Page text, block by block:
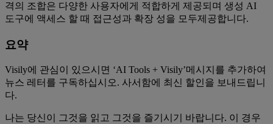
격의 조합은 다양한 사용자에게 적합하게 제공되며 생성 AI
도구에 액세스 할 때 접근성과 확장 성을 모두제공합니다.
요약
Visily에 관심이 있으시면 ‘AI Tools + Visily’메시지를 추가하여
뉴스 레터를 구독하십시오. 사서함에 최신 할인을 보내드립니
다.
나는 당신이 그것을 읽고 그것을 즐기시기 바랍니다. 이 경우